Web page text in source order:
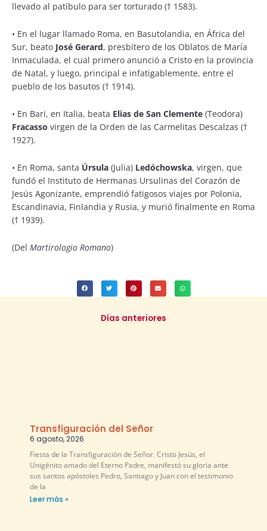
llevado al patíbulo para ser torturado († 1583).
• En el lugar llamado Roma, en Basutolandia, en África del
Sur, beato José Gerard, presbítero de los Oblatos de María
Inmaculada, el cual primero anunció a Cristo en la provincia
de Natal, y luego, principal e infatigablemente, entre el
pueblo de los basutos († 1914).
• En Bari, en Italia, beata Elias de San Clemente (Teodora)
Fracasso virgen de la Orden de las Carmelitas Descalzas (†
1927).
• En Roma, santa Úrsula (Julia) Ledóchowska, virgen, que
fundó el Instituto de Hermanas Ursulinas del Corazón de
Jesús Agonizante, emprendió fatigosos viajes por Polonia,
Escandinavia, Finlandia y Rusia, y murió finalmente en Roma
(† 1939).
(Del Martirologio Romano)
Días anteriores
Transfiguración del Señor
6 agosto, 2026
Fiesta de la Transfiguración de Señor. Cristo Jesús, el
Unigénito amado del Eterno Padre, manifestó su gloria ante
sus santos apóstoles Pedro, Santiago y Juan con el testimonio
de la
Leer más »